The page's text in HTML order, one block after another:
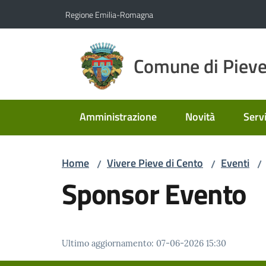
Regione Emilia-Romagna
Comune di
Amministrazione Novità
Home / Vivere Pieve di Cento / Eventi /
Sponsor Evento
Ultimo aggiornamento: 07-06-2026 15:30